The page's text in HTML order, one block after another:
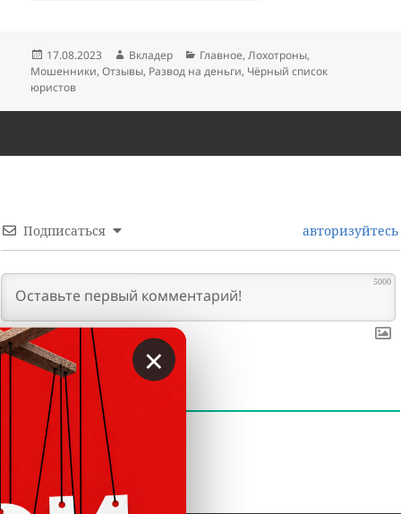
Опубликовано
17.08.2023 Автор
Вкладер Рубрики
Главное,Лохотроны,
Мошенники,Отзывы, Развод на деньги, Чёрный список
юристов
Подписаться авторизуйтесь
5000
КОММЕНТАРИИ
×